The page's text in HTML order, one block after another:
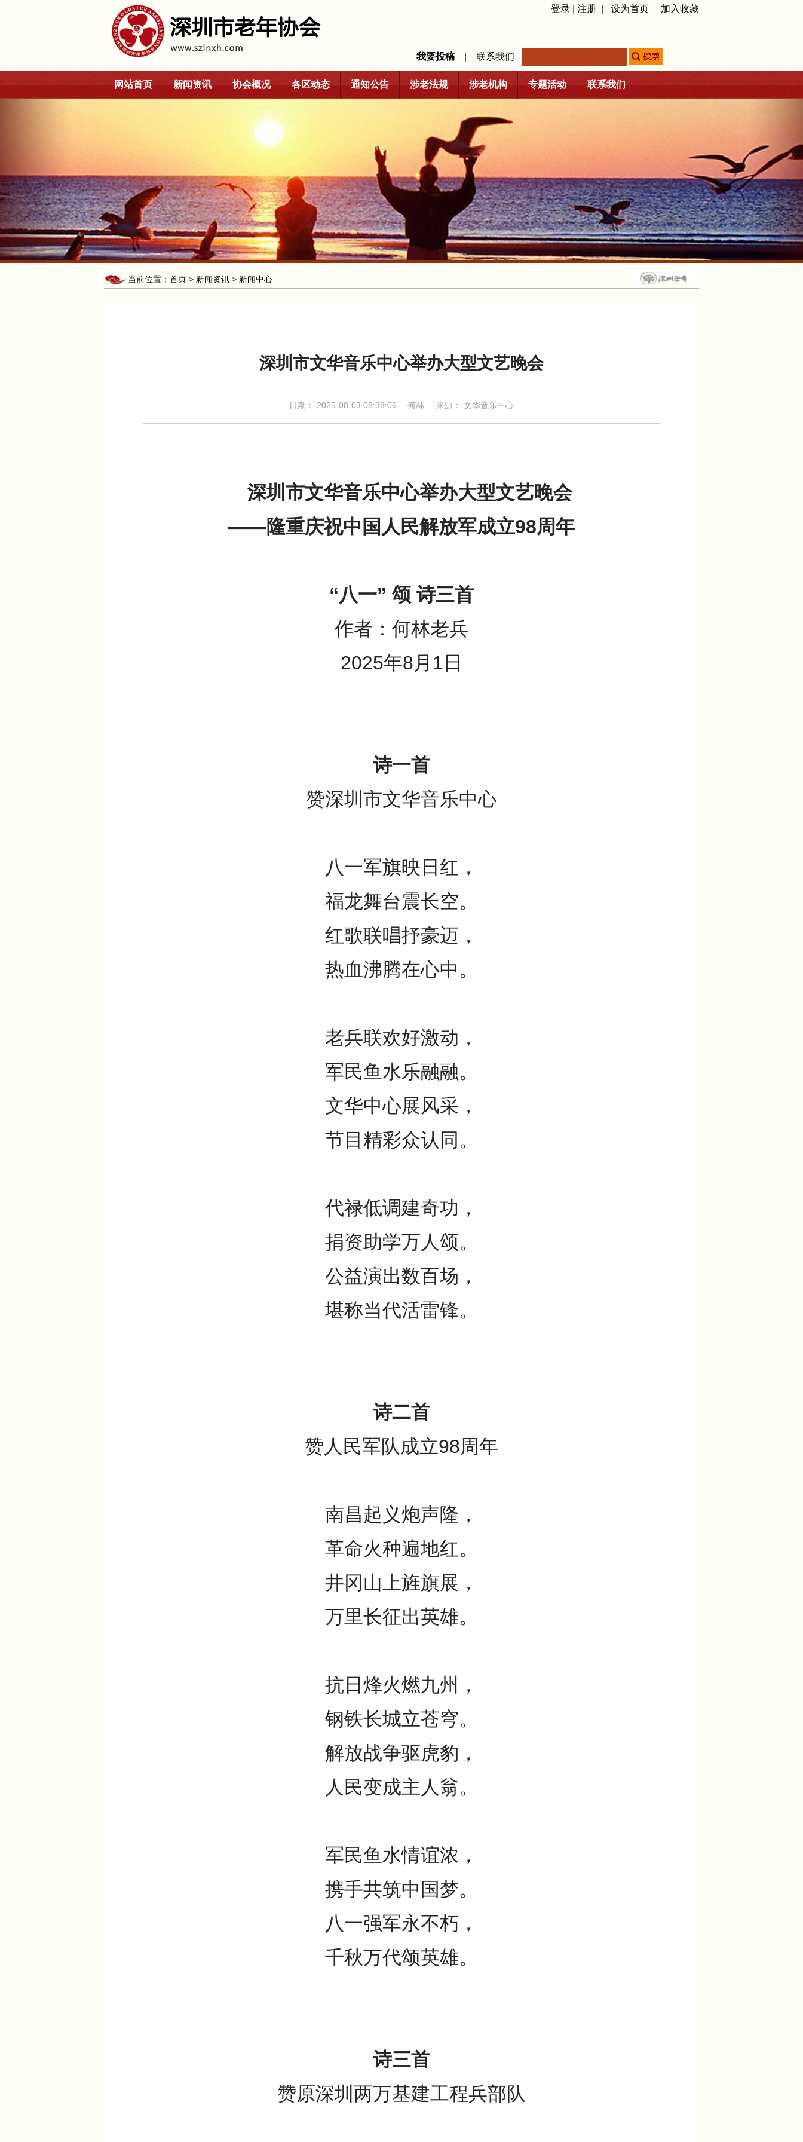
登录 注册 设为首页 加入收藏
我要投稿 联系我们
网站首页 新闻资讯 协会概况 各区动态 通知公告 涉老法规 涉老机构 专题活动 联系我们
当前位置： 首页 > 新闻资讯 > 新闻中心
深圳市文华音乐中心举办大型文艺晚会
日期： 2025-08-03 08:38:06 何林 来源： 文华音乐中心
深圳市文华音乐中心举办大型文艺晚会
——隆重庆祝中国人民解放军成立98周年
“八一” 颂 诗三首
作者：何林老兵
2025年8月1日
诗一首
赞深圳市文华音乐中心
八一军旗映日红，
福龙舞台震长空。
红歌联唱抒豪迈，
热血沸腾在心中。
老兵联欢好激动，
军民鱼水乐融融。
文华中心展风采，
节目精彩众认同。
代禄低调建奇功，
捐资助学万人颂。
公益演出数百场，
堪称当代活雷锋。
诗二首
赞人民军队成立98周年
南昌起义炮声隆，
革命火种遍地红。
井冈山上旌旗展，
万里长征出英雄。
抗日烽火燃九州，
钢铁长城立苍穹。
解放战争驱虎豹，
人民变成主人翁。
军民鱼水情谊浓，
携手共筑中国梦。
八一强军永不朽，
千秋万代颂英雄。
诗三首
赞原深圳两万基建工程兵部队